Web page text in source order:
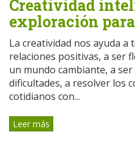
Creatividad
exploración
La creatividad nos ayuda a
relaciones positivas, a ser
un mundo cambiante, a
dificultades, a resolver los
cotidianos con...
Leer más